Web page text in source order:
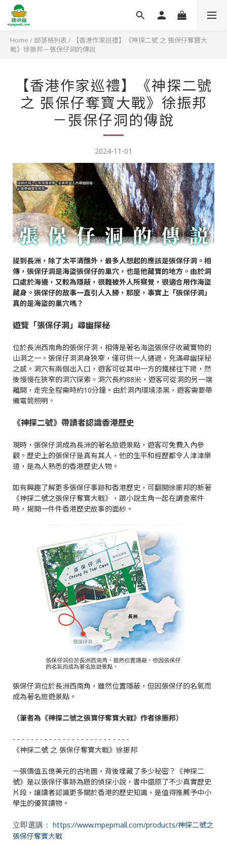
Home / 部落格列表 /
【香港作家巡禮】《神探二號 之 張保仔奪寶大
戰》徐振邦－張保仔洞的傳說
【香港作家巡禮】《神探二號
之 張保仔奪寶大戰》徐振邦
－張保仔洞的傳說
2024-11-01
提到長洲，除了太平清醮外，最多人想起的應該是張保仔洞。相
傳，張保仔洞是海盜張保仔的巢穴，也是他藏寶的地方。由於洞
口處於海邊，又較為隱蔽，很難被外人所察覺，很適合用作海盜
藏身。張保仔的故事一直引人入勝，那麼，事實上「張保仔洞」
真的是海盜的巢穴嗎？
遊覽「張保仔洞」尋幽探秘
位於長洲西南角的張保仔洞，相傳是著名海盜張保仔收藏寶物的
山洞之一。張保仔洞洞身狹窄，僅可供一人通過，充滿尋幽探秘
之感。洞穴有兩個出入口，遊客可從其中一方的鐵梯往下爬，然
後慢慢在狹窄的洞穴探索。洞穴長約88米，遊客可從洞的另一端
離開，走完全程需時約10分鐘。由於洞內環境漆黑，遊客需要帶
備電筒照明。
《神探二號》帶讀者認識香港歷史
現時，張保仔洞成為長洲的著名旅遊景點，遊客可免費入內參
觀。歷史上的張保仔是真有其人，他的生平和經歷都令人津津樂
道，是為人熟悉的香港歷史人物。
如有興趣了解更多張保仔事跡和香港歷史，可翻開徐振邦的新著
《神探二號之張保仔奪寶大戰》，跟小說主角一起在調查案件
時，揭開一件件香港歷史故事的面紗。
張保仔洞位於長洲西南角，雖然位置隱蔽，但因張保仔的名氣而
成為著名旅遊景點。
（筆者為《神探二號之張寶仔奪寶大戰》作者徐振邦）
- - - - - - - - - - - - - - - - - - - - - - - - - -
《神探二號 之 張保仔奪寶大戰》徐振邦
一張價值五億美元的古地圖，背後埋藏了多少秘密？《神探二
號》是以張保仔事跡為題的偵探小說，書中還原了不少真實歷史
片段，讓讀者認識更多關於香港的歷史知識，是值得推薦予中小
學生的優質讀物。
立即選購：
https://www.mpepmall.com/products/神探二號之
張保仔奪寶大戰